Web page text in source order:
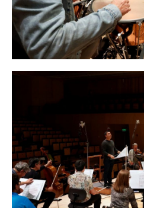
Sección de percusión durante la
del compositor Maximiliano Soto.